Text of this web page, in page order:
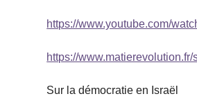
https://www.youtube.com/
https://
Sur la démocratie en Israël